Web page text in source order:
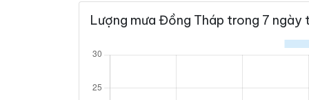
Lượng mưa Đồng Tháp trong 7 ngày